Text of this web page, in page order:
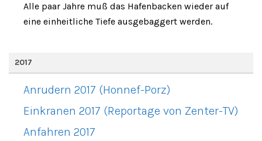
Alle paar Jahre muß das Hafenbacken wieder auf
eine einheitliche Tiefe ausgebaggert werden.
2017
Anrudern 2017 (Honnef-Porz)
Einkranen 2017 (Reportage von Zenter-TV)
Anfahren 2017